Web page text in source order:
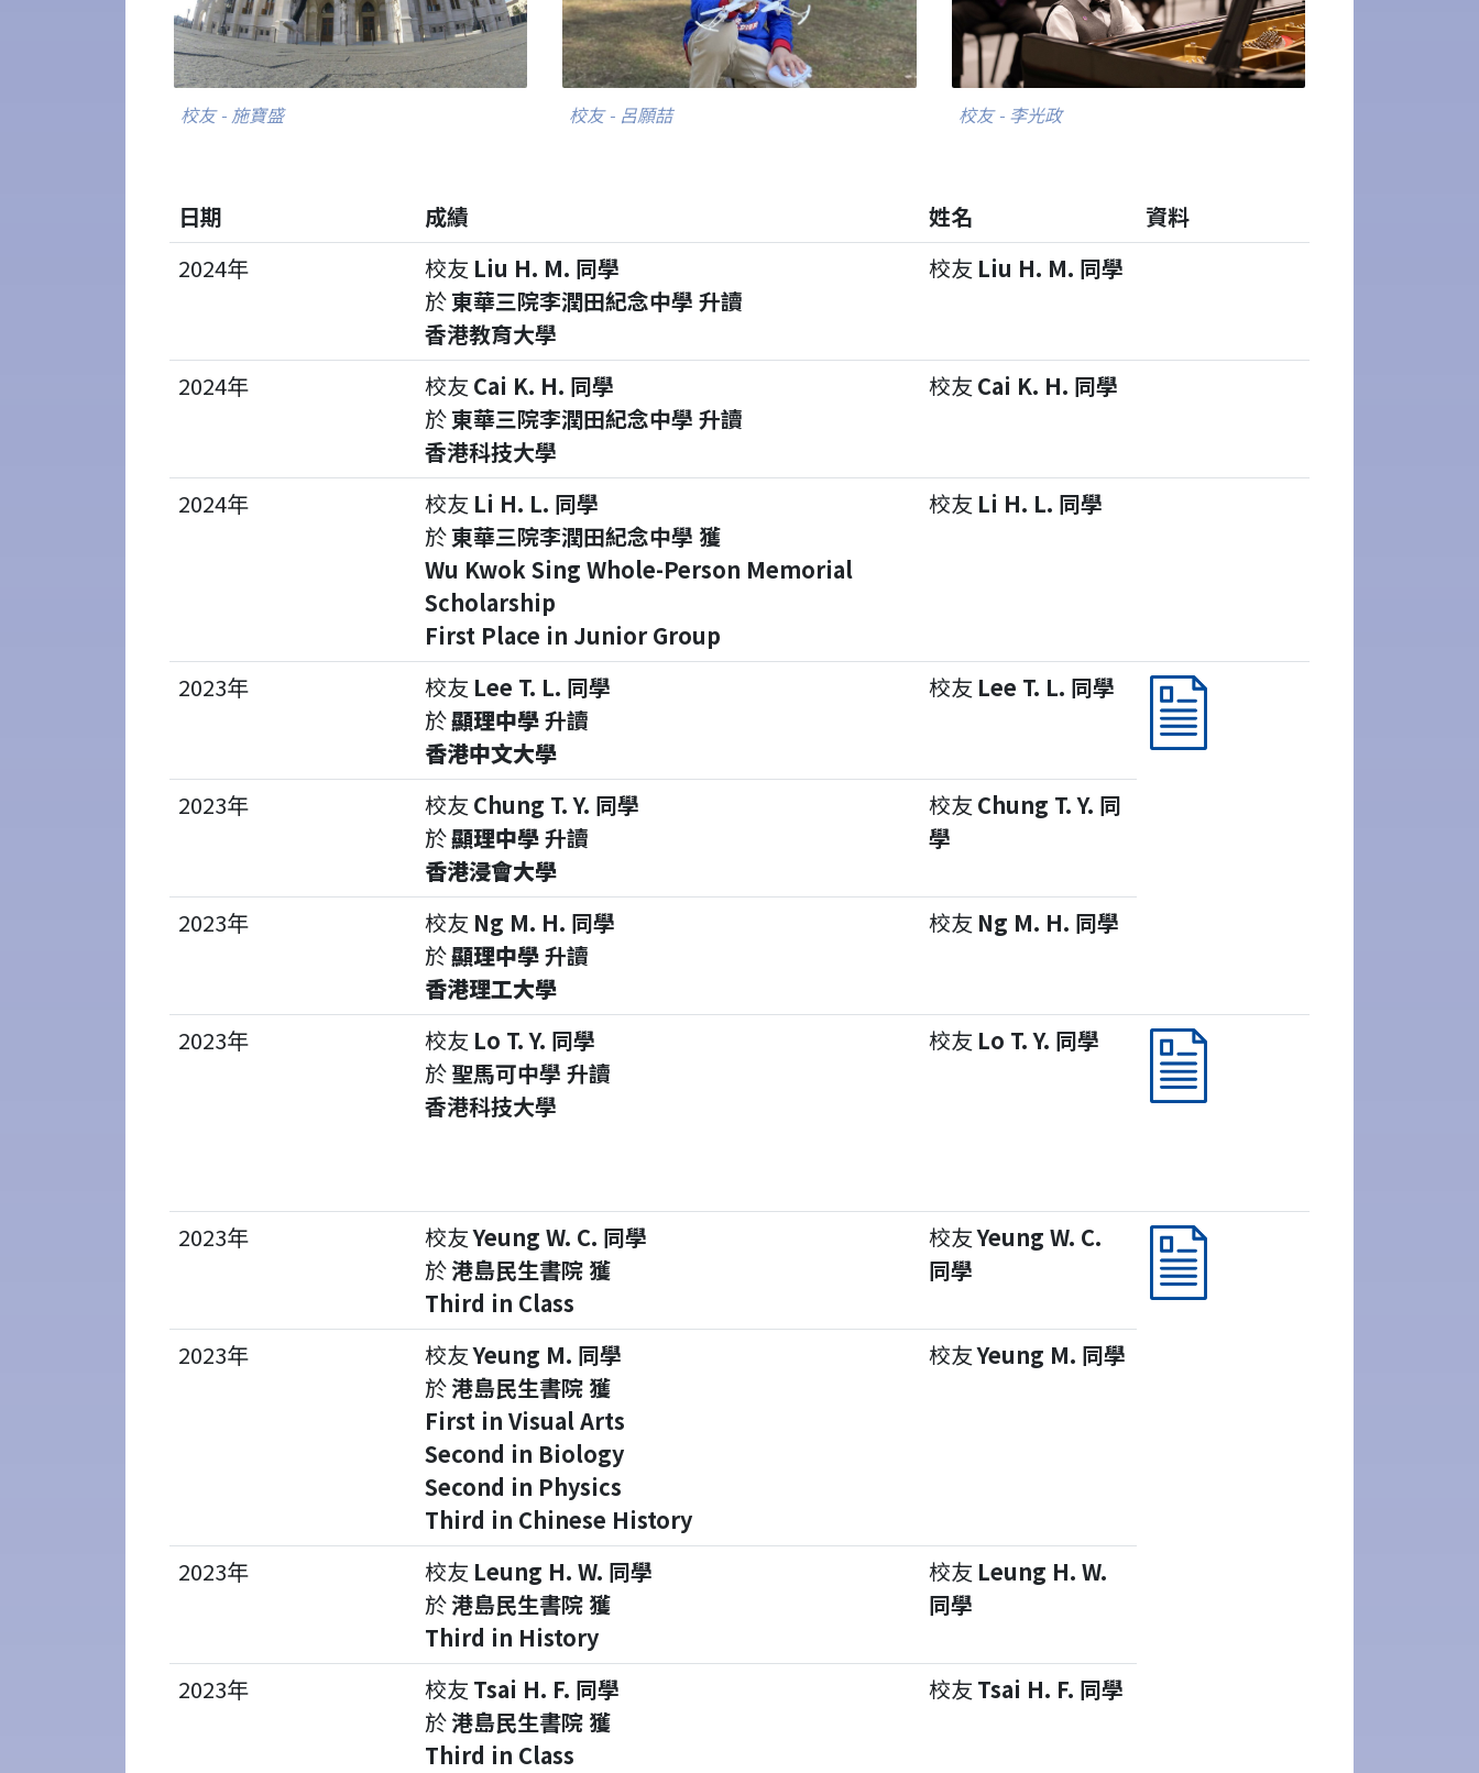
校友 - 施寶盛 校友 - 呂願喆 校友 - 李光政
日期 成績 姓名
資料
2024年
校友 Liu H. M. 同學
於東華三院李潤田紀念中學 升讀
香港教育大學
校友 Liu H. M. 同學
2024年 校友 Cai K. H. 同學
於東華三院李潤田紀念中學 升讀
香港科技大學
校友 Cai K. H. 同學
2024年 校友 Li H. L. 同學
於東華三院李潤田紀念中學 獲
Wu Kwok Sing Whole-Person Memorial
Scholarship
First Place in Junior Group
校友 Li H. L. 同學
2023年 校友 Lee T. L. 同學
於顯理中學升讀
香港中文大學
校友 Lee T. L. 同學
2023年 校友 Chung T. Y. 同學
於顯理中學升讀
香港浸會大學
校友 Chung T. Y. 同
學
2023年 校友 Ng M. H. 同學
於顯理中學升讀
香港理工大學
校友 Ng M. H. 同學
2023年 校友 Lo T. Y. 同學
於聖馬可中學 升讀
香港科技大學
校友 Lo T. Y. 同學
2023年 校友Yeung W. C. 同學
於港島民生書院 獲
Third in Class
校友Yeung W. C.
同學
2023年 校友Yeung M. 同學
於港島民生書院 獲
First in Visual Arts
Second in Biology
Second in Physics
Third in Chinese History
校友Yeung M. 同學
2023年 校友 Leung H. W. 同學
於港島民生書院 獲
Third in History
校友 Leung H. W.
同學
2023年 校友 Tsai H. F. 同學
於港島民生書院 獲
Third in Class
校友 Tsai H. F. 同學